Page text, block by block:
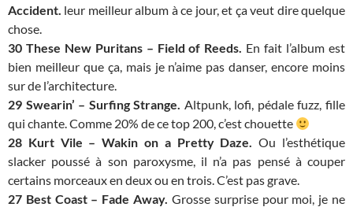
Accident. leur meilleur album à ce jour, et ça veut dire quelque
chose.
30 These New Puritans – Field of Reeds. En fait l’album est
bien meilleur que ça, mais je n’aime pas danser, encore moins
sur de l’architecture.
29 Swearin’ – Surfing Strange. Altpunk, lofi, pédale fuzz, fille
qui chante. Comme 20% de ce top 200, c’est chouette
28 Kurt Vile – Wakin on a Pretty Daze. Ou l’esthétique
slacker poussé à son paroxysme, il n’a pas pensé à couper
certains morceaux en deux ou en trois. C’est pas grave.
27 Best Coast – Fade Away. Grosse surprise pour moi, je ne